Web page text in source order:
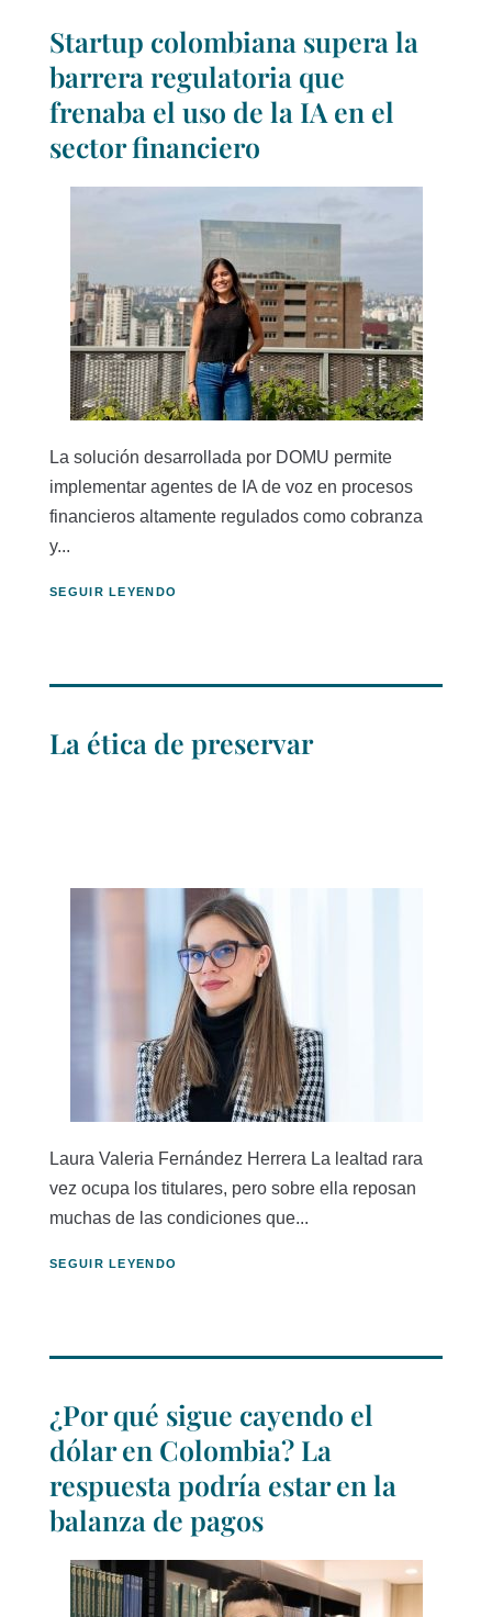
Startup colombiana supera la
barrera regulatoria que
frenaba el uso de la IA en el
sector financiero
La solución desarrollada por DOMU permite
implementar agentes de IA de voz en procesos
financieros altamente regulados como cobranza
y...
SEGUIR LEYENDO
La ética de preservar
Laura Valeria Fernández Herrera La lealtad rara
vez ocupa los titulares, pero sobre ella reposan
muchas de las condiciones que...
SEGUIR LEYENDO
¿Por qué sigue cayendo el
dólar en Colombia? La
respuesta podría estar en la
balanza de pagos